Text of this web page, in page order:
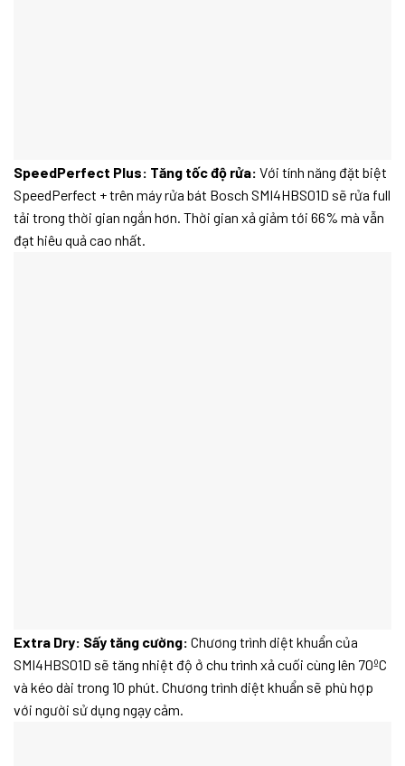
SpeedPerfect Plus: Tăng tốc độ rửa: Với tính năng đặt biệt
SpeedPerfect + trên máy rửa bát Bosch SMI4HBS01D sẽ rửa full
tải trong thời gian ngắn hơn. Thời gian xả giảm tới 66% mà vẫn
đạt hiêu quả cao nhất.
Extra Dry: Sấy tăng cường: Chương trình diệt khuẩn của
SMI4HBS01D sẽ tăng nhiệt độ ở chu trình xả cuối cùng lên 70ºC
và kéo dài trong 10 phút. Chương trình diệt khuẩn sẽ phù hợp
với người sử dụng ngạy cảm.